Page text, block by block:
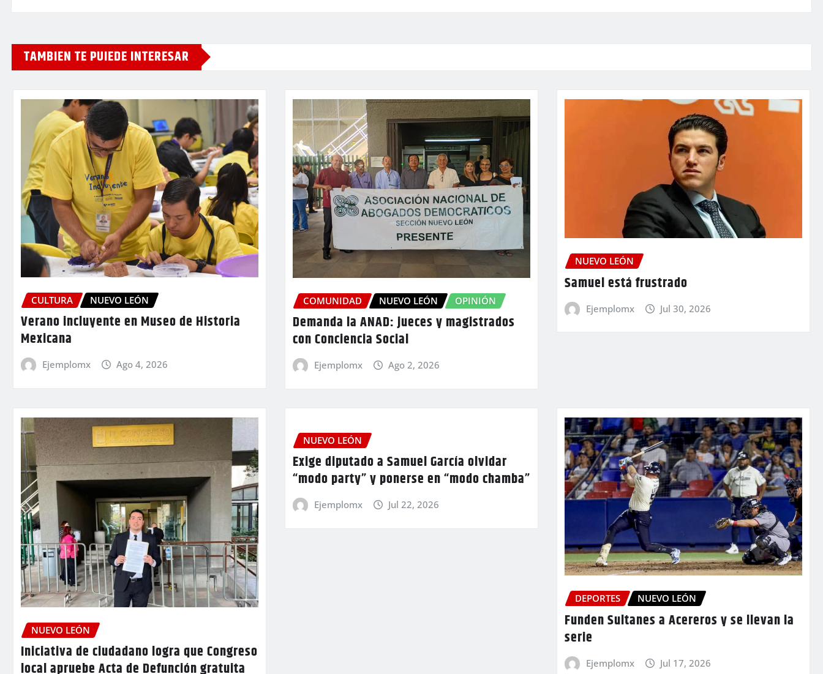
TAMBIEN TE PUIEDE INTERESAR
CULTURA NUEVO LEÓN
Verano incluyente en Museo de Historia
Mexicana
Ejemplomx Ago 4, 2026
COMUNIDAD NUEVO LEÓN OPINIÓN
Demanda la ANAD: jueces y magistrados
con Conciencia Social
Ejemplomx Ago 2, 2026
NUEVO LEÓN
Samuel está frustrado
Ejemplomx Jul 30, 2026
NUEVO LEÓN
Iniciativa de ciudadano logra que Congreso
local apruebe Acta de Defunción gratuita
NUEVO LEÓN
Exige diputado a Samuel García olvidar
“modo party” y ponerse en “modo chamba”
Ejemplomx Jul 22, 2026
DEPORTES NUEVO LEÓN
Funden Sultanes a Acereros y se llevan la
serie
Ejemplomx Jul 17, 2026